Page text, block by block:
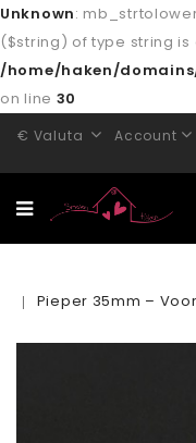
Unknown:
($string) of type string
/home/haken/
on line 30
€ Valuta Account
Pieper 35mm –